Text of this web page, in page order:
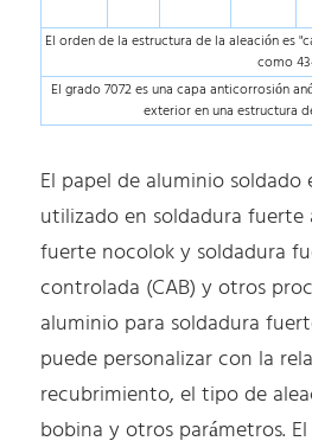
El orden de la estructura de la aleación es
como
El grado 7072 es una capa anticorrosión
exterior en una estructura
El papel de aluminio soldado
utilizado en soldadura fuerte
fuerte nocolok y soldadura
controlada (CAB) y otros
aluminio para soldadura
puede personalizar con la
recubrimiento, el tipo de
bobina y otros parámetros.